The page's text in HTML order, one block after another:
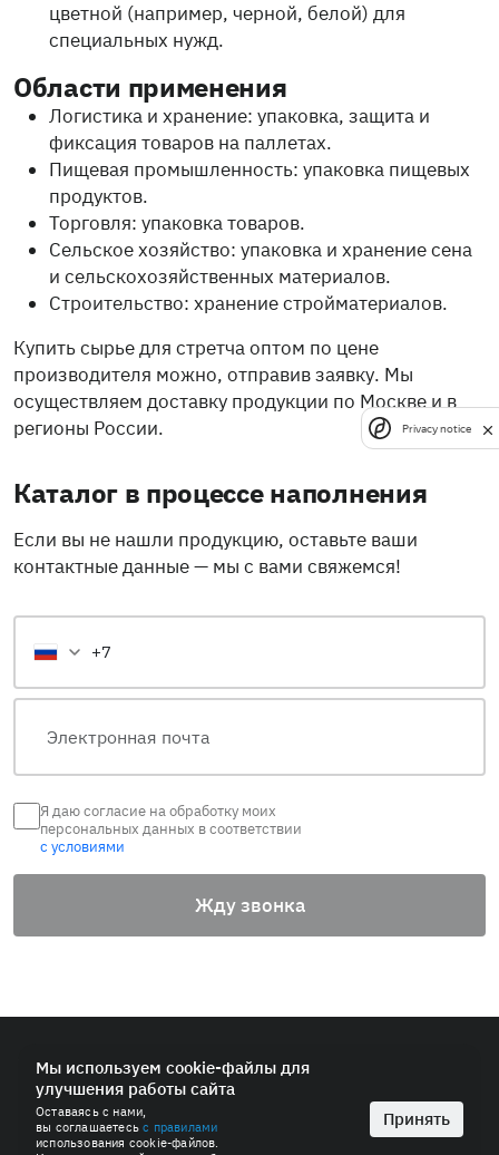
цветной (например, черной, белой) для
специальных нужд.
Области применения
Логистика и хранение: упаковка, защита и
фиксация товаров на паллетах.
Пищевая промышленность: упаковка пищевых
продуктов.
Торговля: упаковка товаров.
Сельское хозяйство: упаковка и хранение сена
и сельскохозяйственных материалов.
Строительство: хранение стройматериалов.
Купить сырье для стретча оптом по цене
производителя можно, отправив заявку. Мы
осуществляем доставку продукции по Москве и в
регионы России.
Каталог в процессе наполнения
Если вы не нашли продукцию, оставьте ваши
контактные данные — мы с вами свяжемся!
Я даю согласие на обработку моих
персональных данных в соответствии
с условиями
Жду звонка
© 2026 ПАО «СИБУР-Холдинг»
Политика в области обработки персональных данных
Антимонопольная политика
Пользовательское соглашение
Мы используем cookie-файлы для
улучшения работы сайта
Оставаясь с нами,
вы соглашаетесьс правилами
использования cookie-файлов.
Принять
Privacy notice